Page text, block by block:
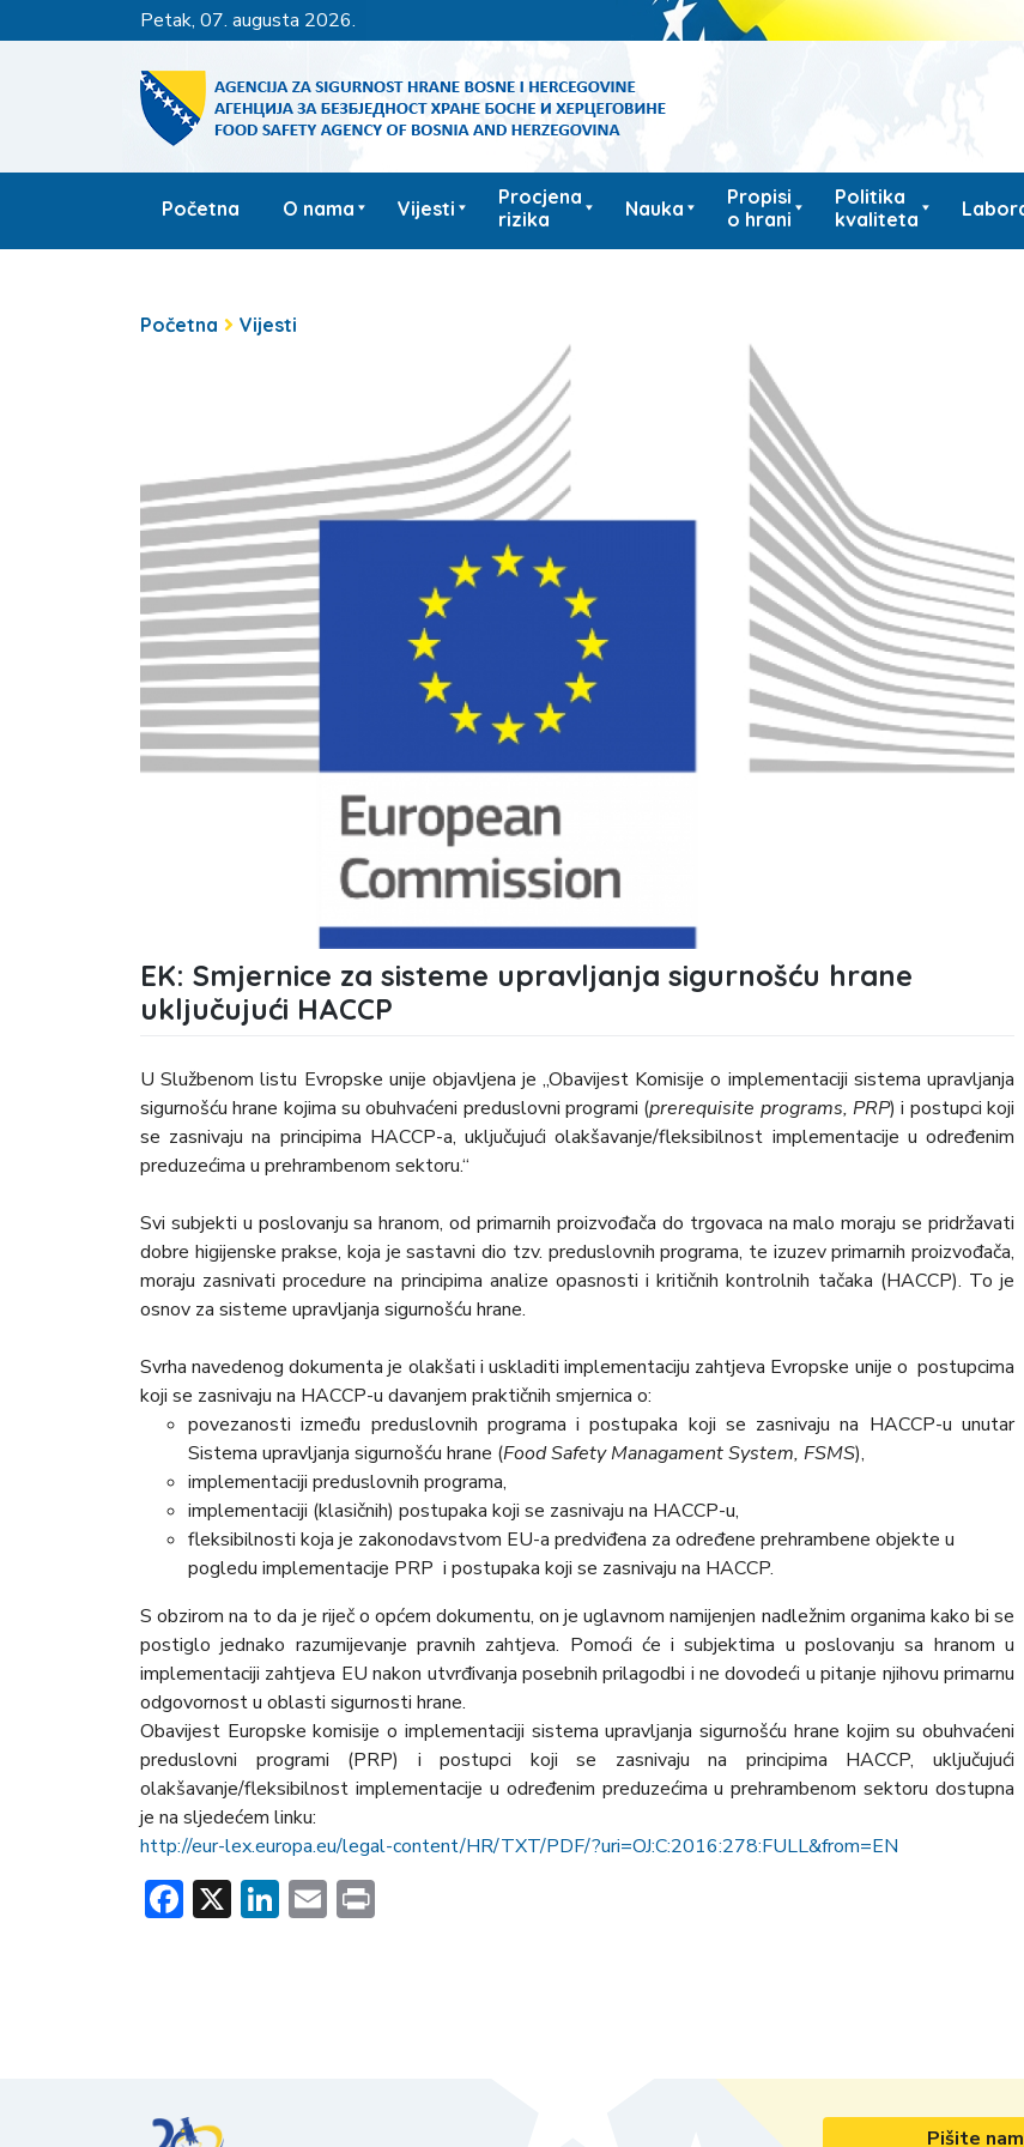
petak, 07. augusta 2026.
Početna O nama Vijesti
Procjena
rizika
Nauka
Propisi
o hrani
Politika
kvaliteta
Početna Vijesti
EK: Smjernice za sisteme upravljanja sigurnošću hrane
uključujući HACCP
U Službenom listu Evropske unije objavljena je „Obavijest Komisije o implementaciji sistema upravljanja
sigurnošću hrane kojima su obuhvaćeni preduslovni programi (prerequisite programs, PRP) i postupci koji
se zasnivaju na principima HACCP-a, uključujući olakšavanje/fleksibilnost implementacije u određenim
preduzećima u prehrambenom sektoru.“
Svi subjekti u poslovanju sa hranom, od primarnih proizvođača do trgovaca na malo moraju se pridržavati
dobre higijenske prakse, koja je sastavni dio tzv. preduslovnih programa, te izuzev primarnih proizvođača,
moraju zasnivati procedure na principima analize opasnosti i kritičnih kontrolnih tačaka (HACCP). To je
osnov za sisteme upravljanja sigurnošću hrane.
Svrha navedenog dokumenta je olakšati i uskladiti implementaciju zahtjeva Evropske unije o postupcima
koji se zasnivaju na HACCP-u davanjem praktičnih smjernica o:
povezanosti između preduslovnih programa i postupaka koji se zasnivaju na HACCP-u unutar
Sistema upravljanja sigurnošću hrane (Food Safety Managament System, FSMS),
implementaciji preduslovnih programa,
implementaciji (klasičnih) postupaka koji se zasnivaju na HACCP-u,
fleksibilnosti koja je zakonodavstvom EU-a predviđena za određene prehrambene objekte u
pogledu implementacije PRP i postupaka koji se zasnivaju na HACCP.
S obzirom na to da je riječ o općem dokumentu, on je uglavnom namijenjen nadležnim organima kako bi se
postiglo jednako razumijevanje pravnih zahtjeva. Pomoći će i subjektima u poslovanju sa hranom u
implementaciji zahtjeva EU nakon utvrđivanja posebnih prilagodbi i ne dovodeći u pitanje njihovu primarnu
odgovornost u oblasti sigurnosti hrane.
Obavijest Europske komisije o implementaciji sistema upravljanja sigurnošću hrane kojim su obuhvaćeni
preduslovni programi (PRP) i postupci koji se zasnivaju na principima HACCP, uključujući
olakšavanje/fleksibilnost implementacije u određenim preduzećima u prehrambenom sektoru dostupna
je na sljedećem linku:
http://eur-lex.europa.eu/legal-content/HR/TXT/PDF/?uri=OJ:C:2016:278:FULL&from=EN
Facebook
X LinkedIn
Email
Pišite nam